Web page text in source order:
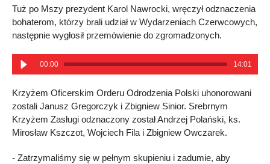
Tuż po Mszy prezydent Karol Nawrocki, wręczył odznaczenia
bohaterom, którzy brali udział w Wydarzeniach Czerwcowych,
następnie wygłosił przemówienie do zgromadzonych.
00:00 14:01
Krzyżem Oficerskim Orderu Odrodzenia Polski uhonorowani
zostali Janusz Gregorczyk i Zbigniew Sinior. Srebrnym
Krzyżem Zasługi odznaczony został Andrzej Polański, ks.
Mirosław Kszczot, Wojciech Fila i Zbigniew Owczarek.
- Zatrzymaliśmy się w pełnym skupieniu i zadumie, aby